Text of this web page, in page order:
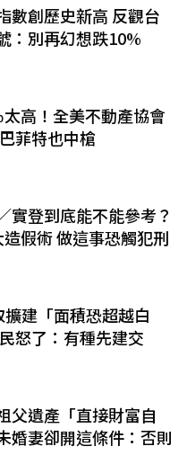
數創歷史新高 反觀台
：別再幻想跌10%
高！全美不動產協會
菲特也中槍
實登到底能不能參考？
假術 做這事恐觸犯刑
建「面積恐超越白
怒了：有種先建交
父遺產「直接財富自
婚妻卻開這條件：否則